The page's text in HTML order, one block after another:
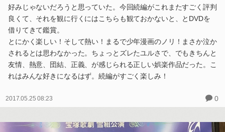
好みじゃないだろうと思っていた。今回続編がこれまたすごく評判
良くて、それを観に行くにはこちらも観ておかないと、とDVDを
借りてきて鑑賞。
とにかく楽しい！そして熱い！まるで少年漫画のノリ！まさか泣か
されるとは思わなかった。ちょっとズレたユルさで、でもきちんと
友情、熱意、団結、正義、が感じられる正しい娯楽作品だった。こ
れはみんな好きになるはず。続編がすごく楽しみ！
2017.05.25 08:23 0